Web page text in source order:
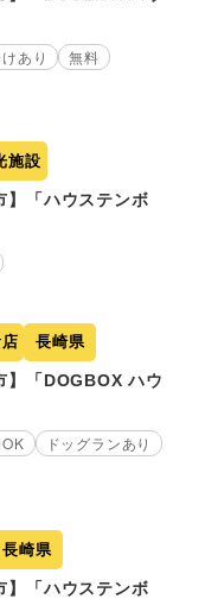
あり
無料
施設
】「ハウステンボ
長崎県
】「DOGBOX ハウ
ドッグランあり
長崎県
】「ハウステンボ